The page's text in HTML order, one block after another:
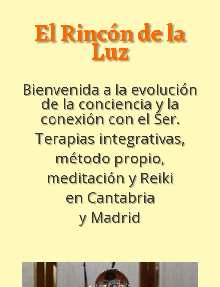
El Rincón de la
Luz
Bienvenida a la evolución
de la conciencia y la
conexión con el Ser.
Terapias integrativas,
método propio,
meditación y Reiki
en Cantabria
y Madrid